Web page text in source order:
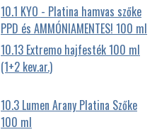
10.1 KYO - Platina hamvas szőke
PPD és AMMÓNIAMENTES! 100 ml
10.13 Extremo hajfesték 100 ml
(1+2 kev.ar.)
10.3 Lumen Arany Platina Szőke
100 ml